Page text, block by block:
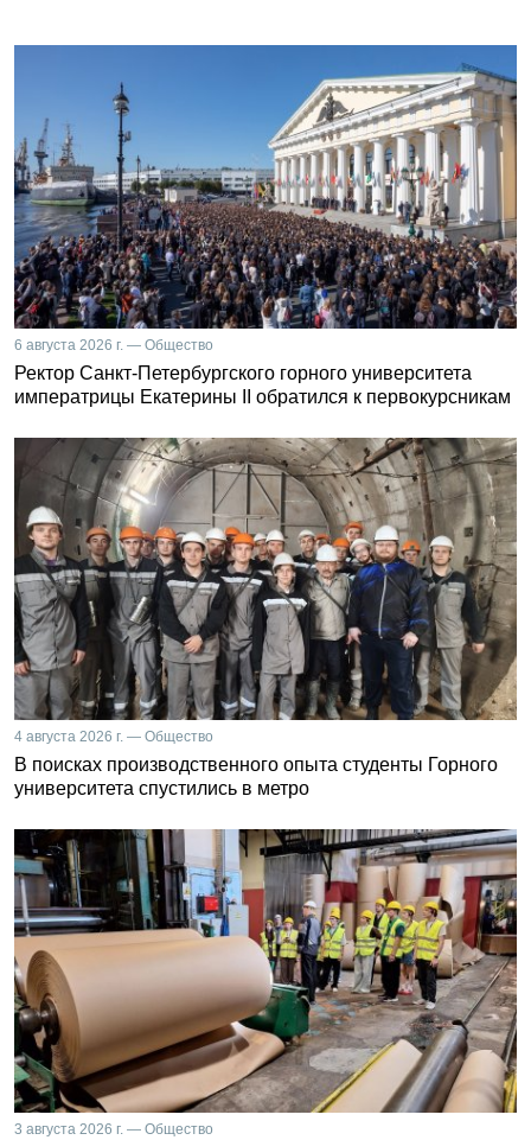
6 августа 2026 г. — Общество
Ректор Санкт-Петербургского горного университета
императрицы Екатерины II обратился к первокурсникам
4 августа 2026 г. — Общество
В поисках производственного опыта студенты Горного
университета спустились в метро
3 августа 2026 г. — Общество